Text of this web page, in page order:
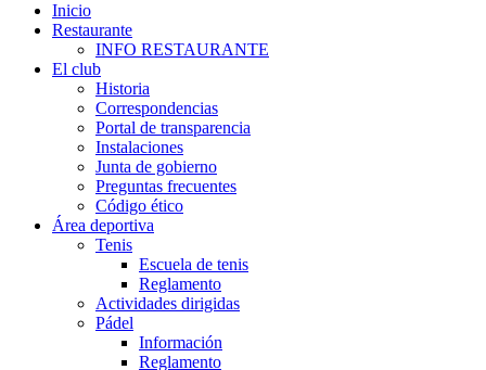
Inicio
Restaurante
INFO RESTAURANTE
El club
Historia
Correspondencias
Portal de transparencia
Instalaciones
Junta de gobierno
Preguntas frecuentes
Código ético
Área deportiva
Tenis
Escuela de tenis
Reglamento
Actividades dirigidas
Pádel
Información
Reglamento